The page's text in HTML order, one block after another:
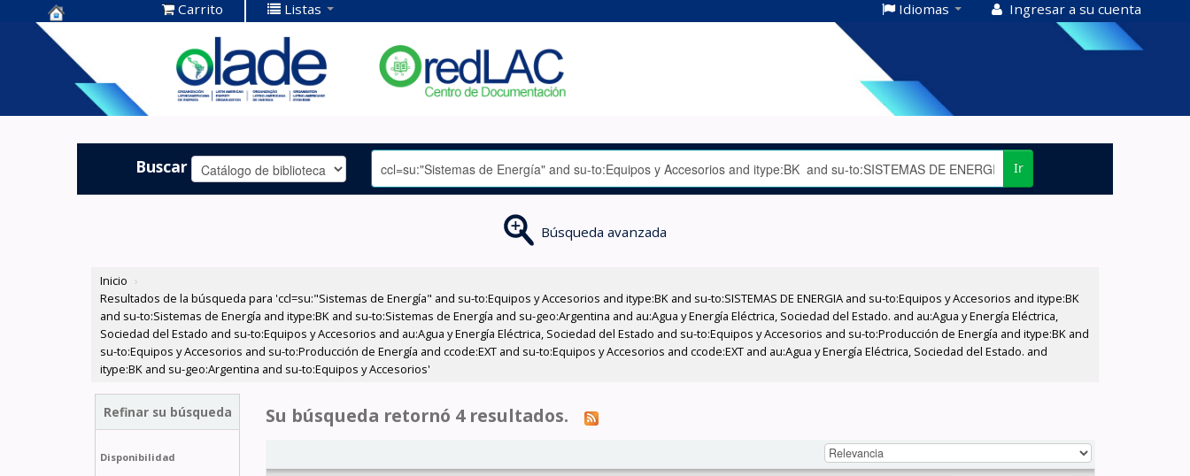
Centro de
Documentación
OLADE -
Carrito Listas Idiomas Ingresar a su cuenta
Buscar Ir
Búsqueda avanzada
Inicio ›
Resultados de la búsqueda para 'ccl=su:"Sistemas de Energía" and su-to:Equipos y Accesorios and itype:BK and su-to:SISTEMAS DE ENERGIA and su-to:Equipos y Accesorios and itype:BK
and su-to:Sistemas de Energía and itype:BK and su-to:Sistemas de Energía and su-geo:Argentina and au:Agua y Energía Eléctrica, Sociedad del Estado. and au:Agua y Energía Eléctrica,
Sociedad del Estado and su-to:Equipos y Accesorios and au:Agua y Energía Eléctrica, Sociedad del Estado and su-to:Equipos y Accesorios and su-to:Producción de Energía and itype:BK and
su-to:Equipos y Accesorios and su-to:Producción de Energía and ccode:EXT and su-to:Equipos y Accesorios and ccode:EXT and au:Agua y Energía Eléctrica, Sociedad del Estado. and
itype:BK and su-geo:Argentina and su-to:Equipos y Accesorios'
Refinar su búsqueda
Disponibilidad
Su búsqueda retornó 4 resultados.